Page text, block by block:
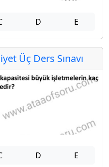
D E
Üç Ders Sınavı
D E